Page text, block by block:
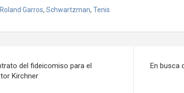
e
gr
m
ail ail h
o
M
se
n
Roland Garros, Schwartzman, Tenis
del fideicomiso para el
Kirchner
En busca